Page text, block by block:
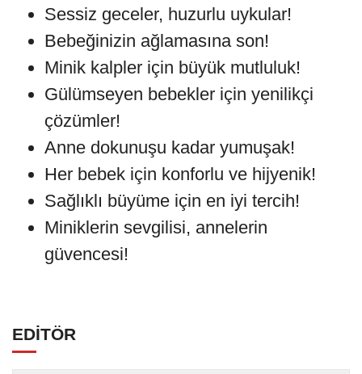
Sessiz geceler, huzurlu uykular!
Bebeğinizin ağlamasına son!
Minik kalpler için büyük mutluluk!
Gülümseyen bebekler için yenilikçi
çözümler!
Anne dokunuşu kadar yumuşak!
Her bebek için konforlu ve hijyenik!
Sağlıklı büyüme için en iyi tercih!
Miniklerin sevgilisi, annelerin
güvencesi!
EDİTÖR